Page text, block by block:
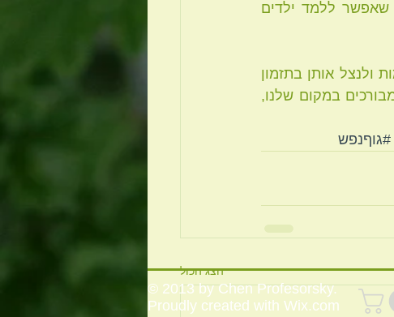
#גוףנפש
הצג הכול
© 2013 by Chen Profesorsky.
Proudly created with Wix.com